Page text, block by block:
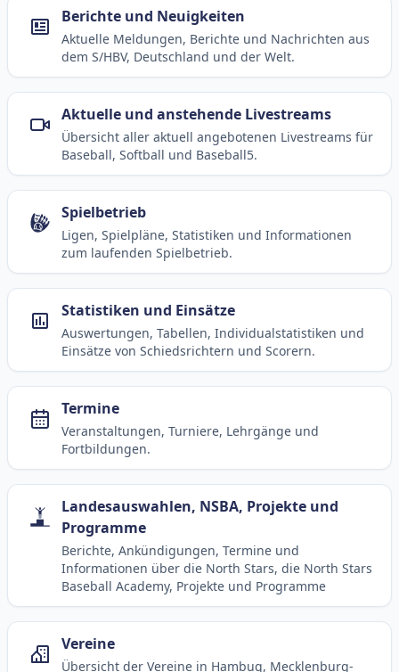
Berichte und Neuigkeiten
Aktuelle Meldungen, Berichte und Nachrichten aus
dem S/HBV, Deutschland und der Welt.
Aktuelle und anstehende Livestreams
Übersicht aller aktuell angebotenen Livestreams für
Baseball, Softball und Baseball5.
Spielbetrieb
Ligen, Spielpläne, Statistiken und Informationen
zum laufenden Spielbetrieb.
Statistiken und Einsätze
Auswertungen, Tabellen, Individualstatistiken und
Einsätze von Schiedsrichtern und Scorern.
Termine
Veranstaltungen, Turniere, Lehrgänge und
Fortbildungen.
Landesauswahlen, NSBA, Projekte und
Programme
Berichte, Ankündigungen, Termine und
Informationen über die North Stars, die North Stars
Baseball Academy, Projekte und Programme
Vereine
Übersicht der Vereine in Hambug, Mecklenburg-